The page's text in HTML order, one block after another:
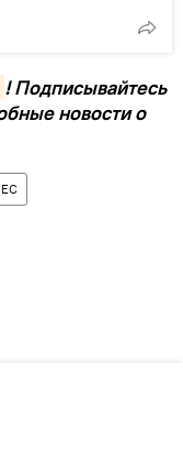
! Подписывайтесь
новости о
ЕС